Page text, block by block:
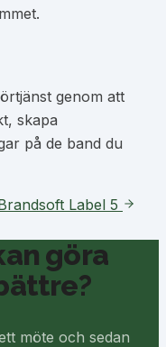
genom att
skapa
på de band du
Label 5
göra
möte och sedan